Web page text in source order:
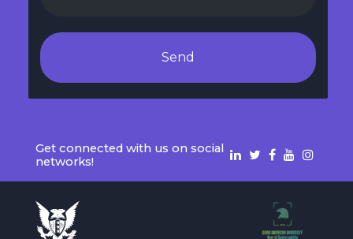
Send
Get connected with us on social
networks!